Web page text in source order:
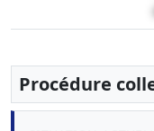
Procédure